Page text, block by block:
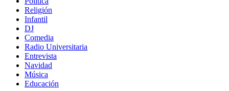
Religión
Infantil
DJ
Comedia
Radio Universitaria
Entrevista
Navidad
Música
Educación